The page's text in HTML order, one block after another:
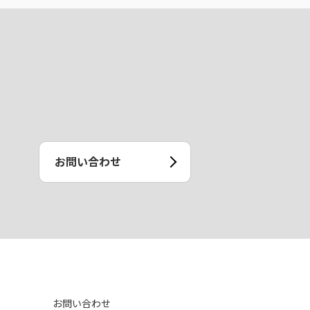
お問い合わせ
お問い合わせ